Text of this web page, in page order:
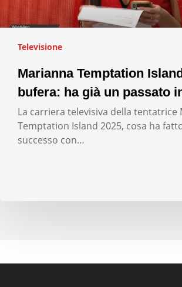
Televisione
Marianna Temptation
bufera: ha già un passato
La carriera televisiva della tentatrice
Temptation Island 2025, cosa ha
successo con…